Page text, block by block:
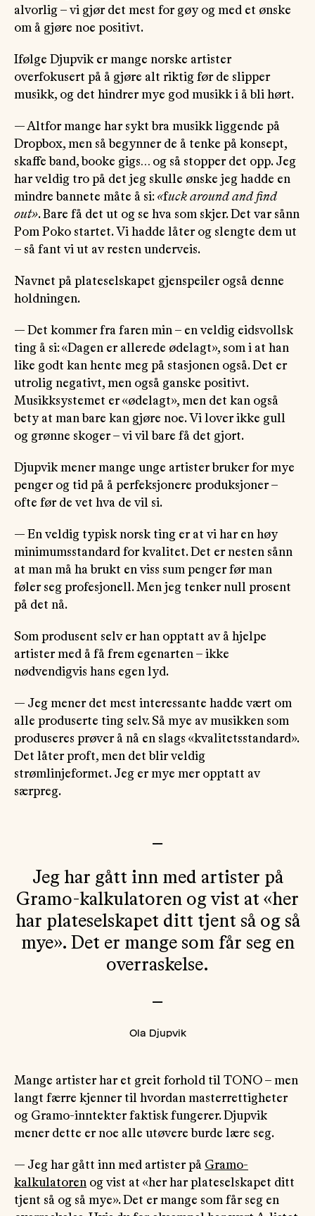
alvorlig – vi gjør det mest for gøy og med et ønske
om å gjøre noe positivt.
Ifølge Djupvik er mange norske artister
overfokusert på å gjøre alt riktig før de slipper
musikk, og det hindrer mye god musikk i å bli hørt.
— Altfor mange har sykt bra musikk liggende på
Dropbox, men så begynner de å tenke på konsept,
skaffe band, booke gigs… og så stopper det opp. Jeg
har veldig tro på det jeg skulle ønske jeg hadde en
mindre bannete måte å si: «fuck around and find
out». Bare få det ut og se hva som skjer. Det var sånn
Pom Poko startet. Vi hadde låter og slengte dem ut
– så fant vi ut av resten underveis.
Navnet på plateselskapet gjenspeiler også denne
holdningen.
— Det kommer fra faren min – en veldig eidsvollsk
ting å si: «Dagen er allerede ødelagt», som i at han
like godt kan hente meg på stasjonen også. Det er
utrolig negativt, men også ganske positivt.
Musikksystemet er «ødelagt», men det kan også
bety at man bare kan gjøre noe. Vi lover ikke gull
og grønne skoger – vi vil bare få det gjort.
Djupvik mener mange unge artister bruker for mye
penger og tid på å perfeksjonere produksjoner –
ofte før de vet hva de vil si.
— En veldig typisk norsk ting er at vi har en høy
minimumsstandard for kvalitet. Det er nesten sånn
at man må ha brukt en viss sum penger før man
føler seg profesjonell. Men jeg tenker null prosent
på det nå.
Som produsent selv er han opptatt av å hjelpe
artister med å få frem egenarten – ikke
nødvendigvis hans egen lyd.
— Jeg mener det mest interessante hadde vært om
alle produserte ting selv. Så mye av musikken som
produseres prøver å nå en slags «kvalitetsstandard».
Det låter proft, men det blir veldig
strømlinjeformet. Jeg er mye mer opptatt av
særpreg.
—
Jeg har gått inn med artister på
Gramo-kalkulatoren og vist at «her
har plateselskapet ditt tjent så og så
mye». Det er mange som får seg en
overraskelse.
—
Ola Djupvik
Mange artister har et greit forhold til TONO – men
langt færre kjenner til hvordan masterrettigheter
og Gramo-inntekter faktisk fungerer. Djupvik
mener dette er noe alle utøvere burde lære seg.
— Jeg har gått inn med artister på Gramo-
kalkulatoren og vist at «her har plateselskapet ditt
tjent så og så mye». Det er mange som får seg en